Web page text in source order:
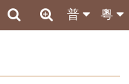
粵
普